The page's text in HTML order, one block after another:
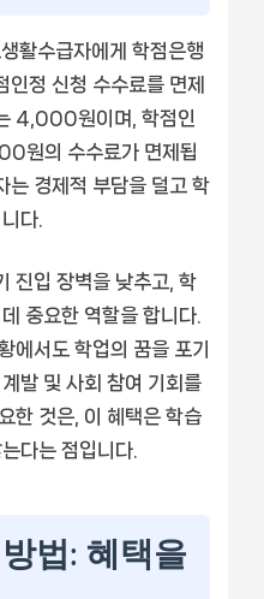
활수급자에게 학점은행
정 신청 수수료를 면제
4,000원이며, 학점인
원의 수수료가 면제됩
는 경제적 부담을 덜고 학
다.
진입 장벽을 낮추고, 학
중요한 역할을 합니다.
에서도 학업의 꿈을 포기
발 및 사회 참여 기회를
한 것은, 이 혜택은 학습
다는 점입니다.
법: 혜택을